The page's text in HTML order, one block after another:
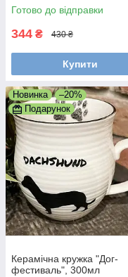
Готово до відправки
344 ₴ 430 ₴
Купити
Новинка
–20%
Подарунок
Керамічна кружка "Дог-
фестиваль", 300мл